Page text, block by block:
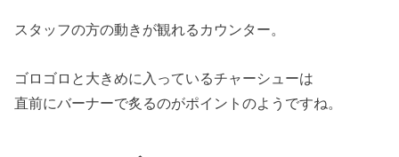
スタッフの方の動きが観れるカウンター。
ゴロゴロと大きめに入っているチャーシューは
直前にバーナーで炙るのがポイントのようですね。